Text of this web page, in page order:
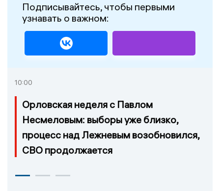
Подписывайтесь, чтобы первыми
узнавать о важном:
10:00
Орловская неделя с Павлом
Несмеловым: выборы уже близко,
процесс над Лежневым возобновился,
СВО продолжается